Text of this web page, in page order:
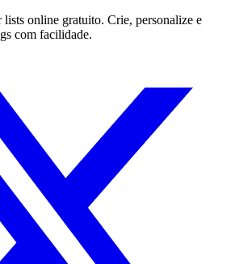
online gratuito. Crie, personalize e
com facilidade.